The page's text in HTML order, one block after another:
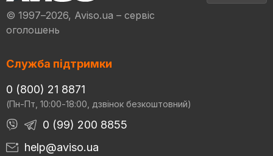
© 1997–2026, Aviso.ua – сервіс
оголошень
Служба підтримки
0 (800) 21 8871
(Пн-Пт, 10:00-18:00, дзвінок безкоштовний)
0 (99) 200 8855
help@aviso.ua